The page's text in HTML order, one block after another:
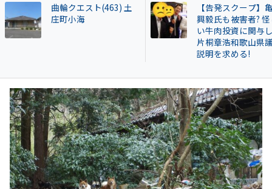
【告発スクープ】亀田
興毅氏も被害者? 怪し
【名古屋市】なぜ
署員は保護した猫
場に戻したか？
遺棄事件が影響し
も